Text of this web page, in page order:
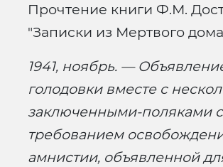
Прочтение книги Ф.М.
"Записки из Мертвого
1941, ноябрь. —
голодовки вместе с
заключенными-поляками с
требованием
амнистии, объявленной